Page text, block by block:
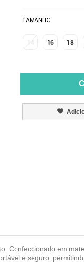
TAMANHO
16 18
Confeccionado em
e seguro,